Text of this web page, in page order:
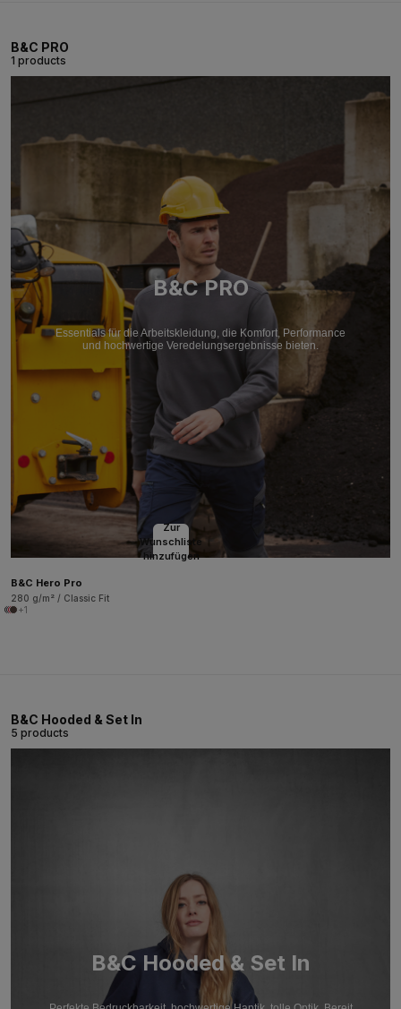
B&C PRO
1 products
B&C PRO
Essentials für die Arbeitskleidung, die Komfort, Performance
und hochwertige Veredelungsergebnisse bieten.
Zur
Wunschliste
hinzufügen
B&C Hero Pro
280 g/m² / Classic Fit
+1
B&C Hooded & Set In
5 products
B&C Hooded & Set In